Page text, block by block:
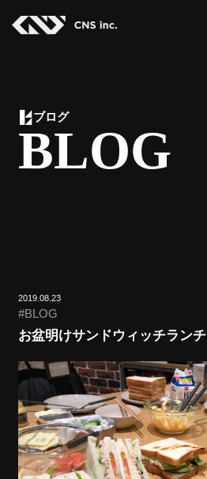
ブログ
BLOG
2019.08.23
BLOG
お盆明けサンドウィッチランチ